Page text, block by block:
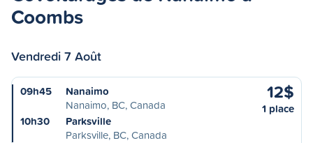
Coombs
Vendredi 7 Août
09h45
Nanaimo
Nanaimo, BC, Canada
10h30
Parksville
Parksville, BC, Canada
12$
1 place